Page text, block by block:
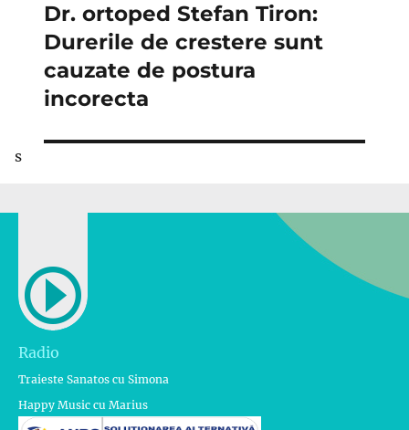
Articolul
următor:
Dr. ortoped Stefan Tiron:
Durerile de crestere sunt
cauzate de postura
incorecta
s
Radio
Traieste Sanatos cu Simona
Happy Music cu Marius